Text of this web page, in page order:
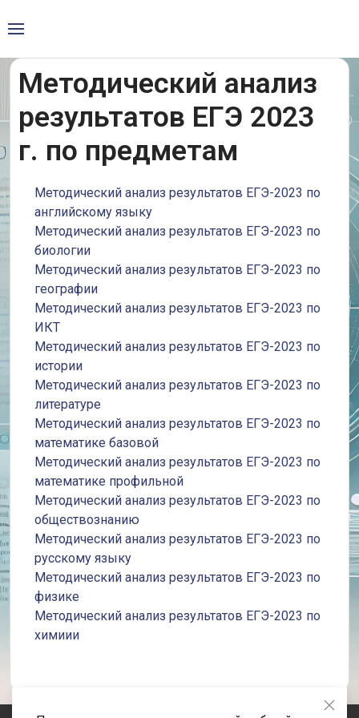
Методический анализ
результатов ЕГЭ 2023
г. по предметам
Методический анализ результатов ЕГЭ-2023 по
английскому языку
Методический анализ результатов ЕГЭ-2023 по
биологии
Методический анализ результатов ЕГЭ-2023 по
географии
Методический анализ результатов ЕГЭ-2023 по
ИКТ
Методический анализ результатов ЕГЭ-2023 по
истории
Методический анализ результатов ЕГЭ-2023 по
литературе
Методический анализ результатов ЕГЭ-2023 по
математике базовой
Методический анализ результатов ЕГЭ-2023 по
математике профильной
Методический анализ результатов ЕГЭ-2023 по
обществознанию
Методический анализ результатов ЕГЭ-2023 по
русскому языку
Методический анализ результатов ЕГЭ-2023 по
физике
Методический анализ результатов ЕГЭ-2023 по
химиии